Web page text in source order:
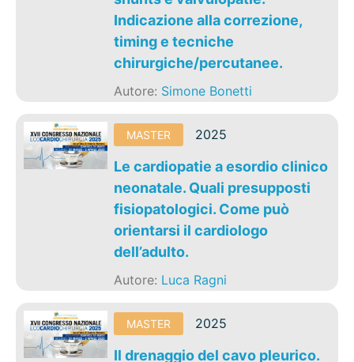
Indicazione alla correzione,
timing e tecniche
chirurgiche/percutanee.
Autore: Simone Bonetti
MASTER 2025
Le cardiopatie a esordio clinico
neonatale. Quali presupposti
fisiopatologici. Come può
orientarsi il cardiologo
dell’adulto.
Autore: Luca Ragni
MASTER 2025
Il drenaggio del cavo pleurico.